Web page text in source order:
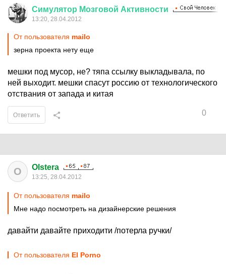
Симулятор Мозговой Активности
13:20, 28.04.2012
От пользователя mаilо
зерна проекта нету еще
мешки под мусор, не? тяпа ссылку выкладывала, по
ней выходит. мешки спасут россию от технологического
отствания от запада и китая
0
Ответить
O Olstera
13:25, 28.04.2012
От пользователя mаilо
Мне надо посмотреть на дизайнерские решения
давайти давайте приходити /потерла ручки/
От пользователя El Porno